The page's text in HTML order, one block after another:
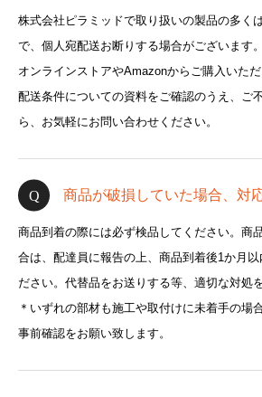
株式会社ピラミッドで取り扱いの製品の多く
で、個人宛配送お断りする場合がございます。
オンラインストアやAmazonからご購入いただ
配送条件についての資料をご確認のうえ、ご
ら、お気軽にお問い合わせください。
商品が破損していた場合、対
商品到着の際には必ず検品してください。商
合は、配達員に報告の上、商品到着後1か月以
ださい。代替品をお送りする等、適切な対処
＊いずれの部材も施工や取付けに未着手の場
事前確認をお願い致します。